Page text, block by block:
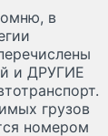
в
и ДРУГИЕ
грузов
номером